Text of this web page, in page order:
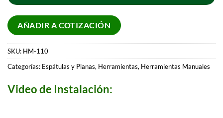
AÑADIR A COTIZACIÓN
SKU: HM-110
Categorías: Espátulas y Planas, Herramientas, Herramientas Manuales
Video de Instalación: